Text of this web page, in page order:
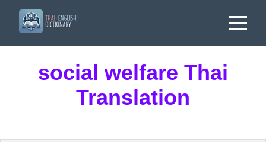
social welfare Thai
Translation